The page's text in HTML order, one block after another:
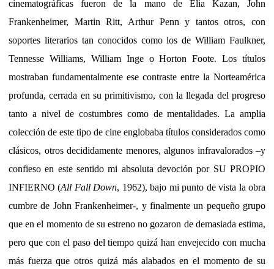
cinematográficas fueron de la mano de Elia Kazan, John
Frankenheimer, Martin Ritt, Arthur Penn y tantos otros, con
soportes literarios tan conocidos como los de William Faulkner,
Tennesse Williams, William Inge o Horton Foote. Los títulos
mostraban fundamentalmente ese contraste entre la Norteamérica
profunda, cerrada en su primitivismo, con la llegada del progreso
tanto a nivel de costumbres como de mentalidades. La amplia
colección de este tipo de cine englobaba títulos considerados como
clásicos, otros decididamente menores, algunos infravalorados –y
confieso en este sentido mi absoluta devoción por SU PROPIO
INFIERNO (All Fall Down, 1962), bajo mi punto de vista la obra
cumbre de John Frankenheimer-, y finalmente un pequeño grupo
que en el momento de su estreno no gozaron de demasiada estima,
pero que con el paso del tiempo quizá han envejecido con mucha
más fuerza que otros quizá más alabados en el momento de su